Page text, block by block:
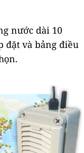
nước dài 10
đặt và bảng điều